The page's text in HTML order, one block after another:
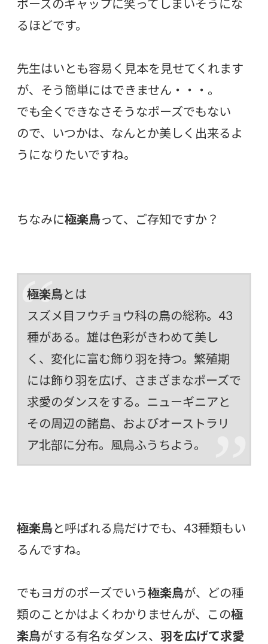
ポーズのギャップに笑ってしまいそうにな
るほどです。
先生はいとも容易く見本を見せてくれます
が、そう簡単にはできません・・・。
でも全くできなさそうなポーズでもない
ので、いつかは、なんとか美しく出来るよ
うになりたいですね。
ちなみに極楽鳥って、ご存知ですか？
極楽鳥とは
スズメ目フウチョウ科の鳥の総称。43
種がある。雄は色彩がきわめて美し
く、変化に富む飾り羽を持つ。繁殖期
には飾り羽を広げ、さまざまなポーズで
求愛のダンスをする。ニューギニアと
その周辺の諸島、およびオーストラリ
ア北部に分布。風鳥ふうちよう。
極楽鳥と呼ばれる鳥だけでも、43種類もい
るんですね。
でもヨガのポーズでいう極楽鳥が、どの種
類のことかはよくわかりませんが、この極
楽鳥がする有名なダンス、 羽を広げて求愛